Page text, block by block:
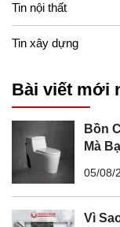
Tin nội thất
Tin xây dựng
Bài viết mới
Bồn
Mà
05/08/
Vì